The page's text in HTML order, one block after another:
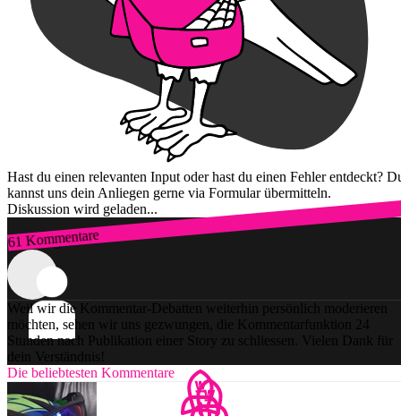
Hast du einen relevanten Input oder hast du einen Fehler entdeckt?
kannst uns dein Anliegen gerne via Formular übermitteln.
Diskussion wird geladen...
61 Kommentare
Zum Login
Weil wir die Kommentar-Debatten weiterhin persönlich moderieren
möchten, sehen wir uns gezwungen, die Kommentarfunktion 24
Stunden nach Publikation einer Story zu schliessen. Vielen Dank für
dein Verständnis!
Die beliebtesten Kommentare